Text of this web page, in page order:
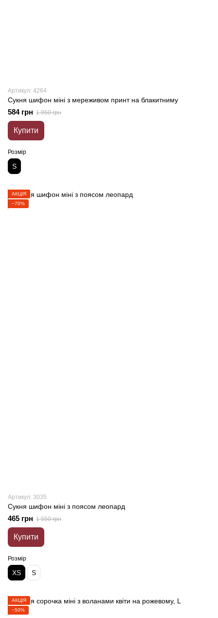
Артикул: 4264
Сукня шифон міні з мереживом принт на блакитниму
584 грн 1 950 грн
Купити
Розмір
S
АКЦІЯ
−70%
Артикул: 3035
Сукня шифон міні з поясом леопард
465 грн 1 550 грн
Купити
Розмір
XS S
АКЦІЯ
−50%